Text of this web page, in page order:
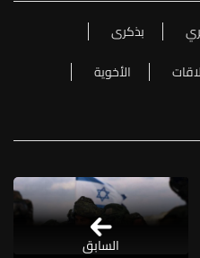
بذكرى
الأخوية
السابق